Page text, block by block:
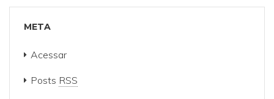
META
Acessar
Posts RSS